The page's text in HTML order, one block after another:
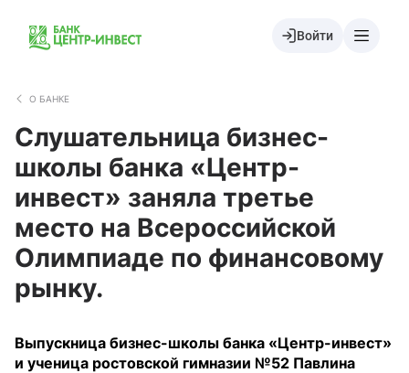
Войти
О БАНКЕ
Слушательница бизнес-
школы банка «Центр-
инвест» заняла третье
место на Всероссийской
Олимпиаде по финансовому
рынку.
Выпускница бизнес-школы банка «Центр-инвест»
и ученица ростовской гимназии №52 Павлина